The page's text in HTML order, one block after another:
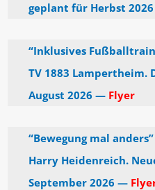
geplant für Herbst
“Inklusives
TV 1883 Lampertheim.
August 2026 — Flyer
“Bewegung mal
Harry Heidenreich.
September 2026 —